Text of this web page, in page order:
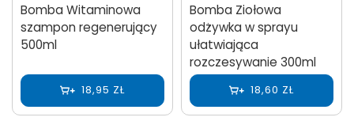
Bomba Witaminowa
szampon regenerujący
500ml
18,95 ZŁ
Bomba Ziołowa
odżywka w sprayu
ułatwiająca
rozczesywanie 300ml
18,60 ZŁ